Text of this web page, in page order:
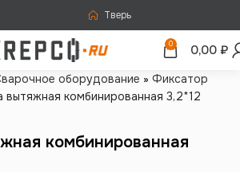
Тверь
0 0,00 ₽
оборудование » Фиксатор
вытяжная комбинированная 3,2*12
комбинированная